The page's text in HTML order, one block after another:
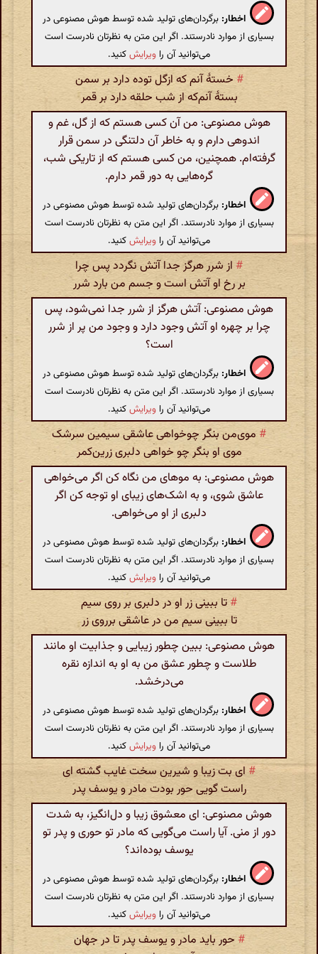
اخطار: برگردان‌های تولید شده توسط هوش مصنوعی در
بسیاری از موارد نادرستند. اگر این متن به نظرتان نادرست است
می‌توانید آن را ویرایشکنید.
# خستهٔ آنم ‌که ازگل توده دارد بر سمن
بستهٔ آنم‌که از شب حلقه دارد بر قمر
هوش مصنوعی: من آن کسی هستم که از گل، غم و
اندوهی دارم و به خاطر آن دلتنگی در سمن قرار
گرفته‌ام. همچنین، من کسی هستم که از تاریکی شب،
گره‌هایی به دور قمر دارم.
اخطار: برگردان‌های تولید شده توسط هوش مصنوعی در
بسیاری از موارد نادرستند. اگر این متن به نظرتان نادرست است
می‌توانید آن را ویرایشکنید.
# از شرر هرگز جدا آتش نگردد پس چرا
بر رخ او آتش‌ است و جسم‌ من بارد شرر
هوش مصنوعی: آتش هرگز از شرر جدا نمی‌شود، پس
چرا بر چهره او آتش وجود دارد و وجود من پر از شرر
است؟
اخطار: برگردان‌های تولید شده توسط هوش مصنوعی در
بسیاری از موارد نادرستند. اگر این متن به نظرتان نادرست است
می‌توانید آن را ویرایشکنید.
# موی‌من بنگر چوخواهی عاشقی سیمین سرشک
موی او بنگر چو خواهی دلبری زرین‌کمر
هوش مصنوعی: به موهای من نگاه کن اگر می‌خواهی
عاشق شوی، و به اشک‌های زیبای او توجه کن اگر
دلبری از او می‌خواهی.
اخطار: برگردان‌های تولید شده توسط هوش مصنوعی در
بسیاری از موارد نادرستند. اگر این متن به نظرتان نادرست است
می‌توانید آن را ویرایشکنید.
# تا ببینی زر او در دلبری بر روی سیم
تا ببینی سیم من در عاشقی برروی زر
هوش مصنوعی: ببین چطور زیبایی و جذابیت او مانند
طلاست و چطور عشق من به او به اندازه نقره
می‌درخشد.
اخطار: برگردان‌های تولید شده توسط هوش مصنوعی در
بسیاری از موارد نادرستند. اگر این متن به نظرتان نادرست است
می‌توانید آن را ویرایشکنید.
# ای بت زیبا و شیرین سخت غایب گشته ای
راست گویی حور بودت مادر و یوسف پدر
هوش مصنوعی: ای معشوق زیبا و دل‌انگیز، به شدت
دور از منی. آیا راست می‌گویی که مادر تو حوری و پدر تو
یوسف بوده‌اند؟
اخطار: برگردان‌های تولید شده توسط هوش مصنوعی در
بسیاری از موارد نادرستند. اگر این متن به نظرتان نادرست است
می‌توانید آن را ویرایشکنید.
# حور باید مادر و یوسف پدر تا در جهان